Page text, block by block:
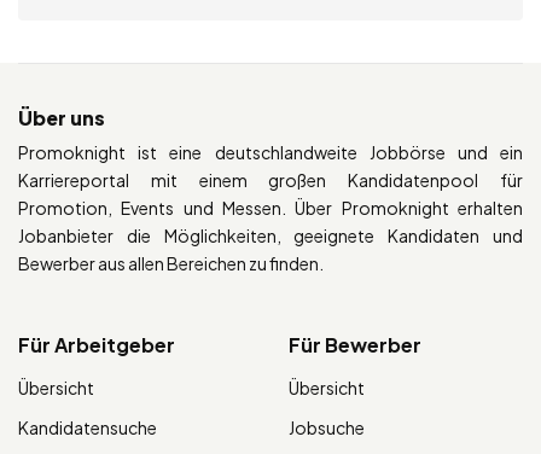
Über uns
Promoknight ist eine deutschlandweite Jobbörse und ein
Karriereportal mit einem großen Kandidatenpool für
Promotion, Events und Messen. Über Promoknight erhalten
Jobanbieter die Möglichkeiten, geeignete Kandidaten und
Bewerber aus allen Bereichen zu finden.
Für Arbeitgeber
Übersicht
Kandidatensuche
Für Bewerber
Übersicht
Jobsuche